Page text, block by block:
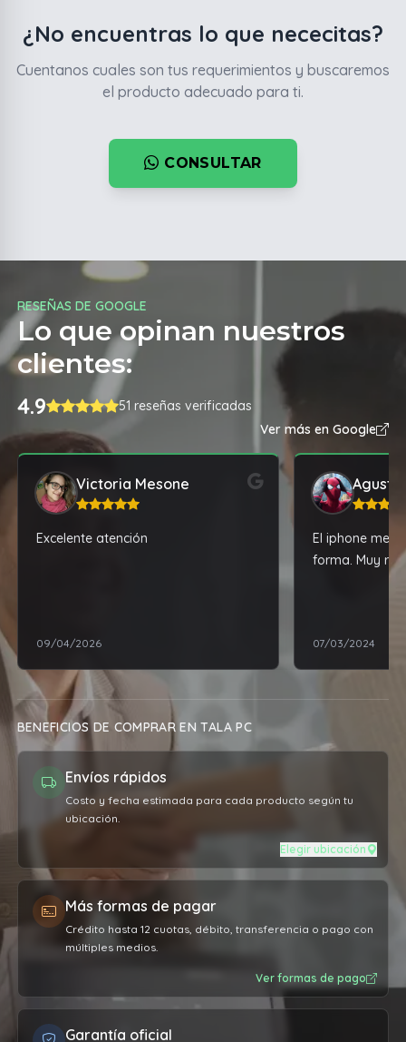
¿No encuentras lo que nececitas?
Cuentanos cuales son tus requerimientos y buscaremos
el producto adecuado para ti.
CONSULTAR
RESEÑAS DE GOOGLE
Lo que opinan nuestros
clientes:
4.9
51 reseñas verificadas
Ver más en Google
Victoria Mesone
Excelente atención
09/04/2026
El iphone me
forma. Muy
07/03/2024
BENEFICIOS DE COMPRAR EN TALA PC
Envíos rápidos
Costo y fecha estimada para cada producto según tu
ubicación.
Elegir ubicación
Más formas de pagar
Crédito hasta 12 cuotas, débito, transferencia o pago con
múltiples medios.
Ver formas de pago
Garantía oficial